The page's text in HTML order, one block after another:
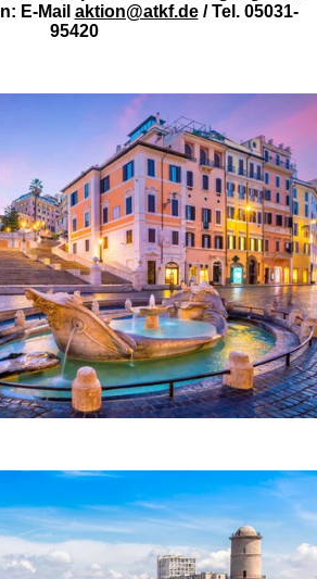
E-Mail aktion@atkf.de / Tel. 05031-
95420